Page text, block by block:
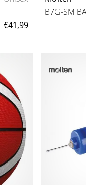
€41,99
B7G-SM